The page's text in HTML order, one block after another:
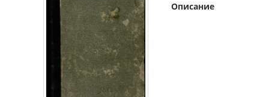
Описание